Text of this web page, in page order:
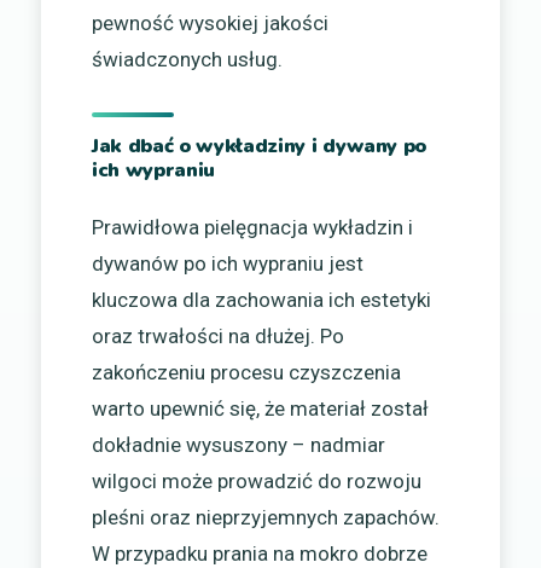
pewność wysokiej jakości
świadczonych usług.
Jak dbać o wykładziny i dywany po
ich wypraniu
Prawidłowa pielęgnacja wykładzin i
dywanów po ich wypraniu jest
kluczowa dla zachowania ich estetyki
oraz trwałości na dłużej. Po
zakończeniu procesu czyszczenia
warto upewnić się, że materiał został
dokładnie wysuszony – nadmiar
wilgoci może prowadzić do rozwoju
pleśni oraz nieprzyjemnych zapachów.
W przypadku prania na mokro dobrze